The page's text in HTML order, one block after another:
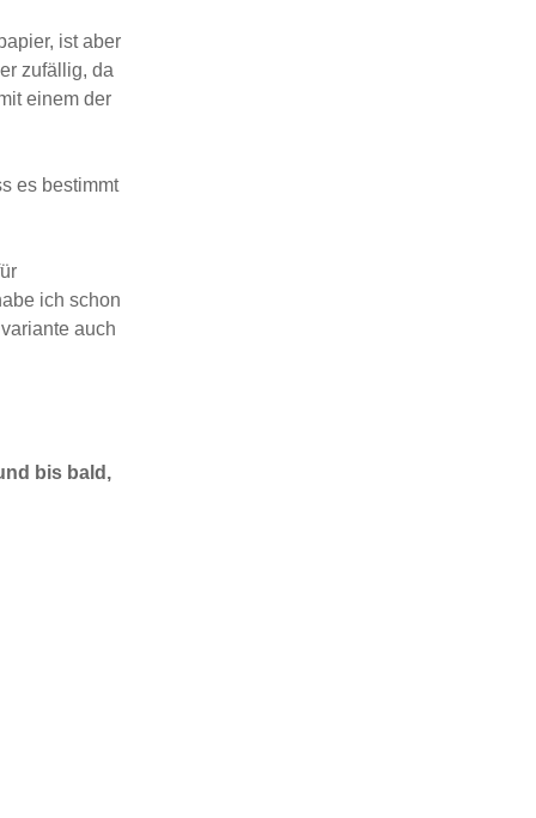
ist aber
zufällig, da
einem der
es bestimmt
ich schon
auch
bis bald,